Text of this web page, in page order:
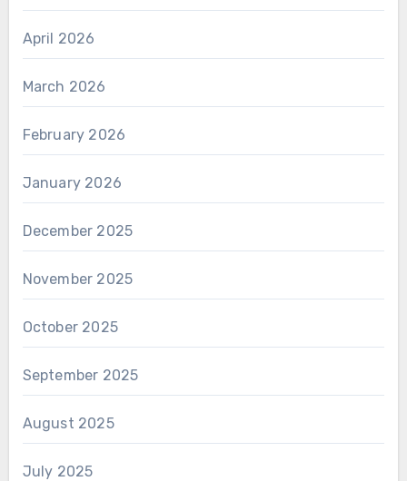
April 2026
March 2026
February 2026
January 2026
December 2025
November 2025
October 2025
September 2025
August 2025
July 2025